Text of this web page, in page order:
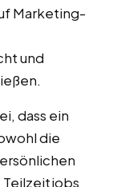
Marketing-
und
dass ein
die
Teilzeitjobs